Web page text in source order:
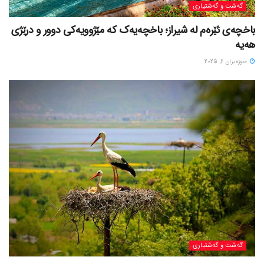
گه‌شت و گه‌شتیاری
باخچەی ئێرەم لە شیراز؛ باخچەیەک کە مێژوویەکی دوور و درێژی
هەیە
حوزه‌یران 6, 2025
گه‌شت و گه‌شتیاری